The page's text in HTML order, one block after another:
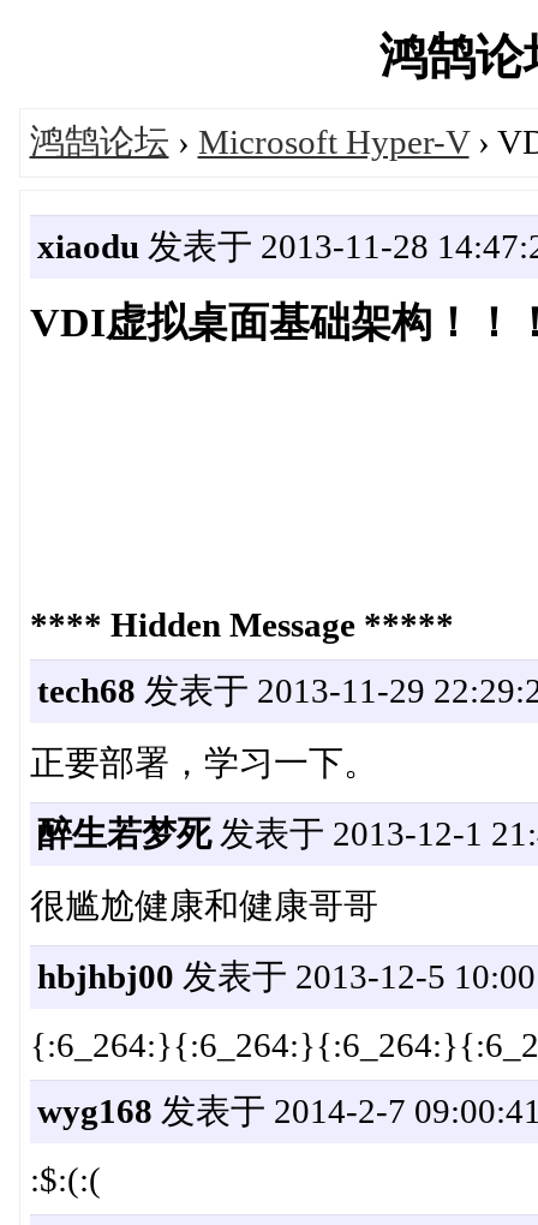
鸿鹄论
鸿鹄论坛 › Microsoft Hyper-V›
xiaodu 发表于 2013-11-28
VDI虚拟桌面基础架构！！
**** Hidden Message *****
tech68 发表于 2013-11-29
正要部署，学习一下。
醉生若梦死发表于 2013-12-1
很尴尬健康和健康哥哥
hbjhbj00 发表于 2013-12-5
wyg168 发表于 2014-2-7
:$:(:(